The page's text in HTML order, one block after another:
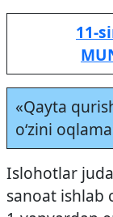
11-
«Qayta
o‘zini
Islohotlar
sanoat ishlab